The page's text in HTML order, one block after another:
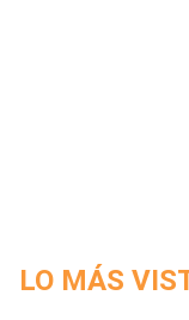
LO MÁS